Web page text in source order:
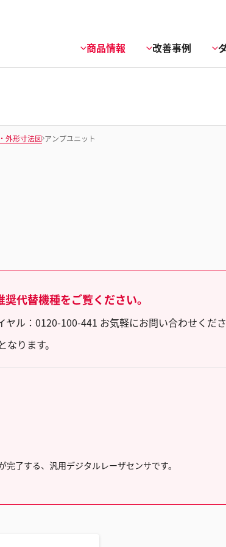
商品情報 改善事例
外形寸法図 アンプユニット
代替機種をご覧ください。
ル：0120-100-441 お気軽にお問い合わせくだ
ります。
完了する、汎用デジタルレーザセンサです。